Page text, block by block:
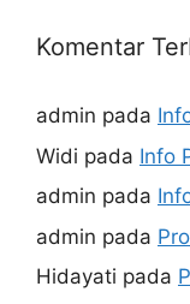
Komentar
admin pada
Widi pada Info
admin pada
admin pada
Hidayati pada